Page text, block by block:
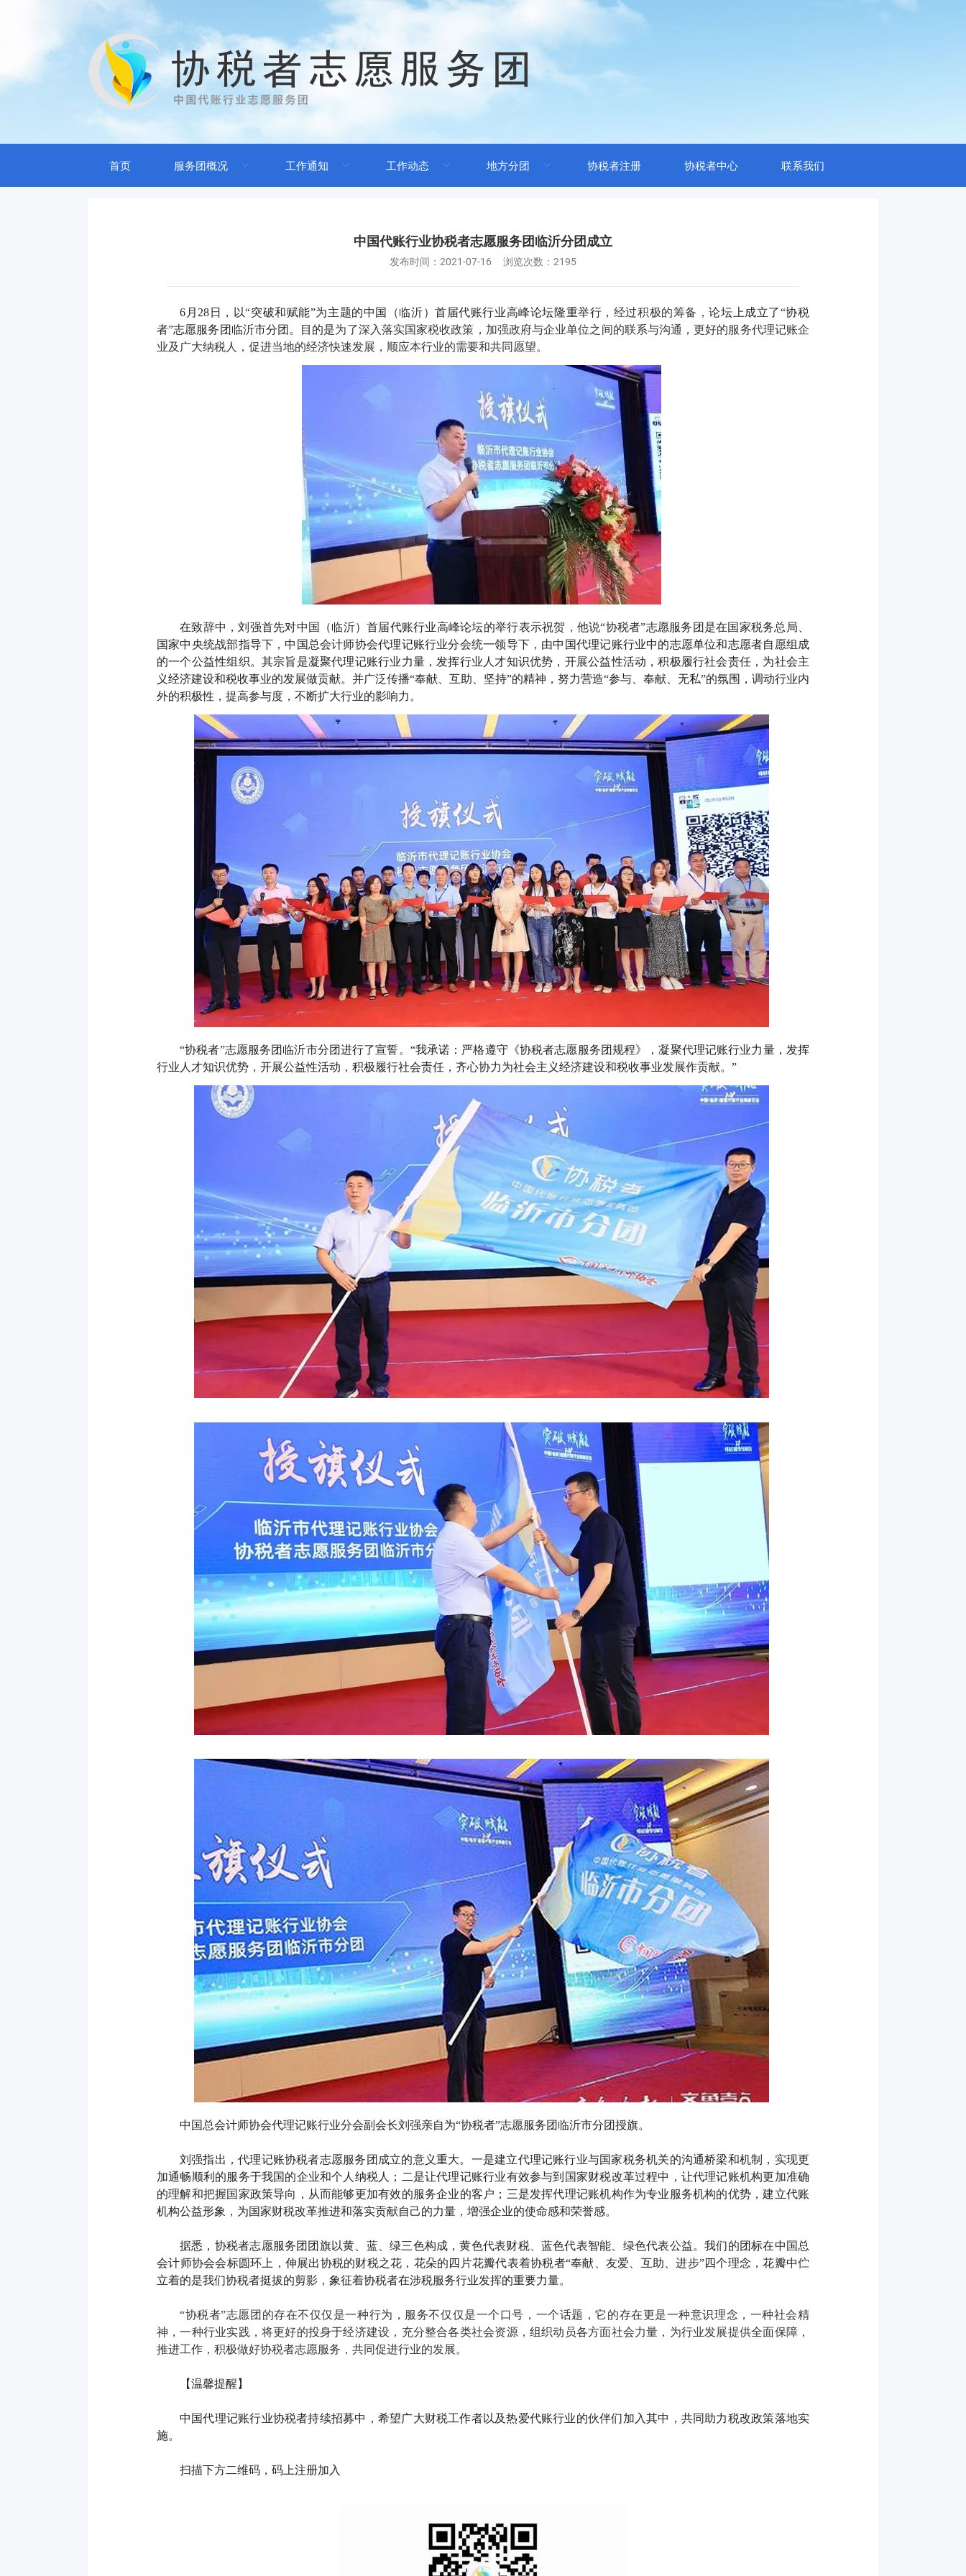
首页 服务团概况 工作通知 工作动态 地方分团 协税者注册 协税者中心 联系我们
中国代账行业协税者志愿服务团临沂分团成立
发布时间： 2021-07-16 浏览次数：2195
6月28日，以“突破和赋能”为主题的中国（临沂）首届代账行业高峰论坛隆重举行 ， 经过积极的筹备，论坛上成立了“协税
者”志愿服务团临沂市分团。
目的是为了深入落实国家税收政策，加强政府与企业单位之间的联系与沟通，更好的服务代理记账企
业及广大纳税人，促进当地的经济快速发展，顺应本行业的需要和共同愿望。
在致辞中，刘强首先对中国（临沂）首届代账行业高峰论坛的举行表示祝贺，他说“协税者”志愿服务团是在国家税务总局、
国家中央统战部指导下，中国总会计师协会代理记账行业分会统一领导下，由中国代理记账行业中的志愿单位和志愿者自愿组成
的一个公益性组织。其宗旨是凝聚代理记账行业力量，发挥行业人才知识优势，开展公益性活动，积极履行社会责任，为社会主
义经济建设和税收事业的发展做贡献。并广泛传播“奉献、互助、坚持”的精神，努力营造“参与、奉献、无私”的氛围，调动行业内
外的积极性，提高参与度，不断扩大行业的影响力。
“协税者”志愿服务团临沂市分团进行了宣誓。“我承诺：严格遵守《协税者志愿服务团规程》，凝聚代理记账行业力量，发挥
行业人才知识优势，开展公益性活动，积极履行社会责任，齐心协力为社会主义经济建设和税收事业发展作贡献。”
中国总会计师协会代理记账行业分会副会长刘强亲自为“协税者”志愿服务团临沂市分团授旗。
刘强指出，代理记账协税者志愿服务团成立的意义重大。一是建立代理记账行业与国家税务机关的沟通桥梁和机制，实现更
加通畅顺利的服务于我国的企业和个人纳税人；二是让代理记账行业有效参与到国家财税改革过程中，让代理记账机构更加准确
的理解和把握国家政策导向，从而能够更加有效的服务企业的客户；三是发挥代理记账机构作为专业服务机构的优势，建立代账
机构公益形象，为国家财税改革推进和落实贡献自己的力量，增强企业的使命感和荣誉感。
据悉，协税者志愿服务团团旗以黄、蓝、绿三色构成，黄色代表财税、蓝色代表智能、绿色代表公益。我们的团标在中国总
会计师协会会标圆环上，伸展出协税的财税之花，花朵的四片花瓣代表着协税者“奉献、友爱、互助、进步”四个理念，花瓣中伫
立着的是我们协税者挺拔的剪影，象征着协税者在涉税服务行业发挥的重要力量。
“协税者”志愿团的存在不仅仅是一种行为，服务不仅仅是一个口号，一个话题，它的存在更是一种意识理念，一种社会精
神，一种行业实践，将更好的投身于经济建设，充分整合各类社会资源，组织动员各方面社会力量，为行业发展提供全面保障，
推进工作，积极做好协税者志愿服务，共同促进行业的发展。
【温馨提醒】
中国代理记账行业协税者持续招募中，希望广大财税工作者以及热爱代账行业的伙伴们加入其中，共同助力税改政策落地实
施。
扫描下方二维码，码上注册加入